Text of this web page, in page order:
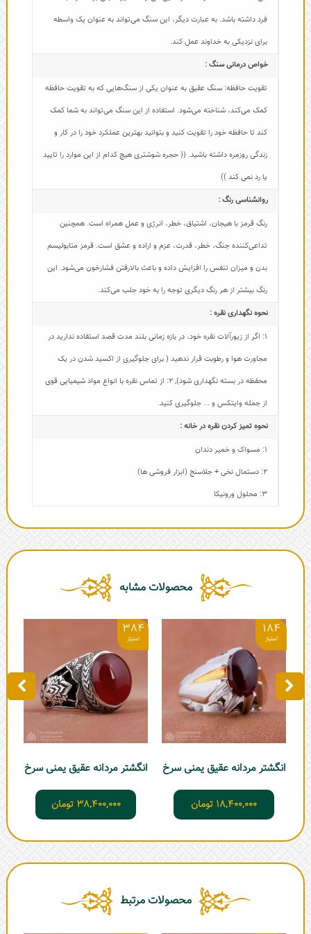
فرد داشته باشد. به عبارت دیگر، این سنگ می‌تواند به عنوان یک واسطه
برای نزدیکی به خداوند عمل کند.
خواص درمانی سنگ :
تقویت حافظه: سنگ عقیق به عنوان یکی از سنگ‌هایی که به تقویت حافظه
کمک می‌کند، شناخته می‌شود. استفاده از این سنگ می‌تواند به شما کمک
کند تا حافظه خود را تقویت کنید و بتوانید بهترین عملکرد خود را در کار و
زندگی روزمره داشته باشید. (( حجره شوشتری هیچ کدام از این موارد را تایید
یا رد نمی کند ))
روانشناسی رنگ :
رنگ قرمز با هیجان، اشتیاق، خطر، انرژی و عمل همراه است. همچنین
تداعی‌کننده جنگ، خطر، قدرت، عزم و اراده و عشق است. قرمز متابولیسم
بدن و میزان تنفس را افزایش داده و باعث بالارفتن فشارخون می‌شود. این
رنگ بیشتر از هر رنگ دیگری توجه را به خود جلب می‌کند.
نحوه نگهداری نقره :
1: اگر از زیورآلات نقره خود، در بازه زمانی بلند مدت قصد استفاده ندارید در
مجاورت هوا و رطوبت قرار ندهید ( برای جلوگیری از اکسید شدن در یک
محفظه در بسته نگهداری شود), 2: از تماس نقره با انواع مواد شیمیایی قوی
از جمله وایتکس و ... جلوگیری کنید.
نحوه تمیز کردن نقره در خانه :
1: مسواک و خمیر دندان
2: دستمال نخی + جلاسنج (ابزار فروشی ها)
3: محلول ورونیکا
محصولات مشابه
184
انگشتر مردانه عقیق یمنی سرخ
18,400,000 تومان
384
انگشتر مردانه عقیق یمنی سرخ
38,400,000 تومان
محصولات مرتبط